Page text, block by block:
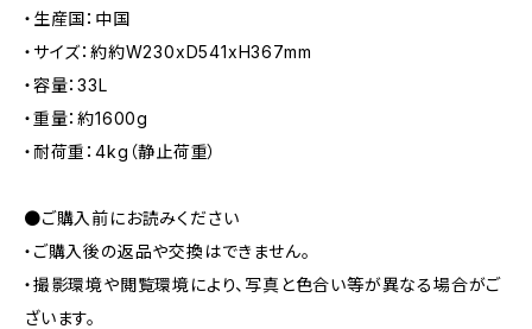
・生産国：中国
・サイズ：約約W230xD541xH367mm
・容量：33L
・重量：約1600g
・耐荷重：4kg（静止荷重）
●ご購入前にお読みください
・ご購入後の返品や交換はできません。
・撮影環境や閲覧環境により、写真と色合い等が異なる場合がご
ざいます。